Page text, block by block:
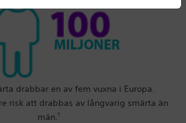
drabbar en av fem vuxna i Europa.
risk att drabbas av långvarig smärta än
män.1